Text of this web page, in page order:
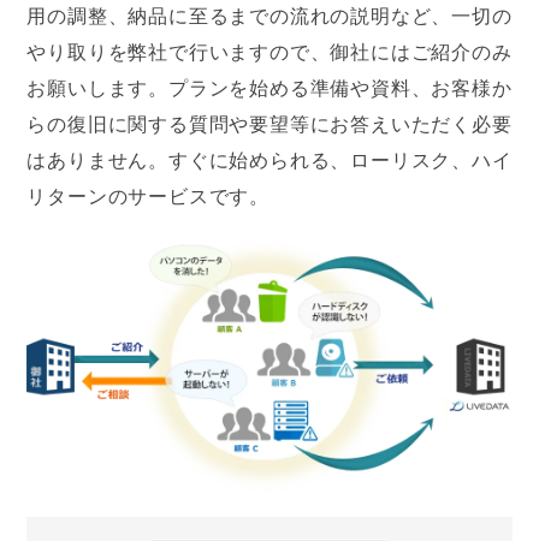
用の調整、納品に至るまでの流れの説明など、一切の
やり取りを弊社で行いますので、御社にはご紹介のみ
お願いします。プランを始める準備や資料、お客様か
らの復旧に関する質問や要望等にお答えいただく必要
はありません。すぐに始められる、ローリスク、ハイ
リターンのサービスです。